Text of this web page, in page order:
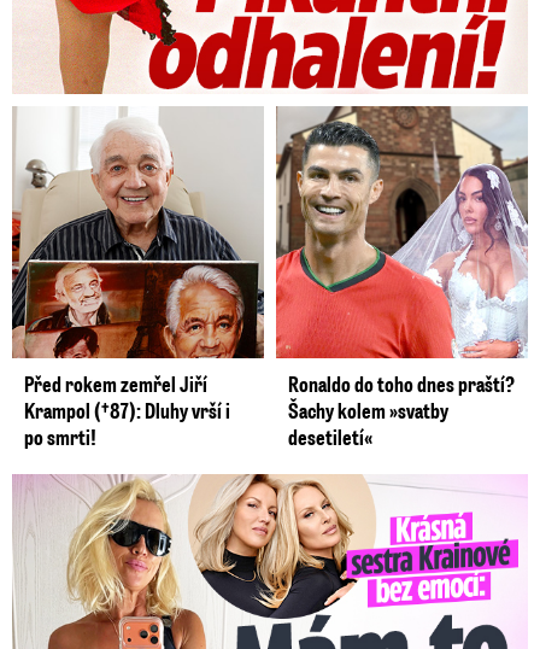
Před rokem zemřel Jiří
Krampol (†87): Dluhy vrší i
po smrti!
Ronaldo do toho dnes praští?
Šachy kolem »svatby
desetiletí«
Krásná sestra Krainové bez emocí: Mám to za pár…